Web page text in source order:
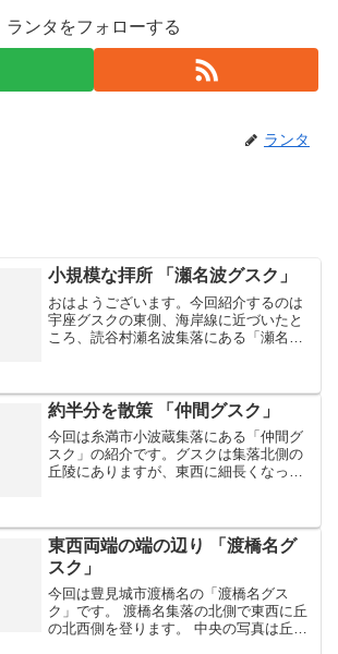
ランタをフォローする
ランタ
小規模な拝所 「瀬名波グスク」
おはようございます。今回紹介するのは
宇座グスクの東側、海岸線に近づいたと
ころ、読谷村瀬名波集落にある「瀬名波
と違い県道沿いにありま...
約半分を散策 「仲間グスク」
今回は糸満市小波蔵集落にある「仲間グ
スク」の紹介です。グスクは集落北側の
丘陵にありますが、東西に細長くなって
スクが密集している地域の一つです。 写
真はグスク中央南側にあ...
東西両端の端の辺り 「渡橋名グ
スク」
今回は豊見城市渡橋名の「渡橋名グス
ク」です。 渡橋名集落の北側で東西に丘
の北西側を登ります。 中央の写真は丘の